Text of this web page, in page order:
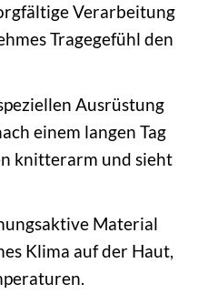
Verarbeitung
Tragegefühl den
Ausrüstung
einem langen Tag
knitterarm und sieht
Material
Klima auf der Haut,